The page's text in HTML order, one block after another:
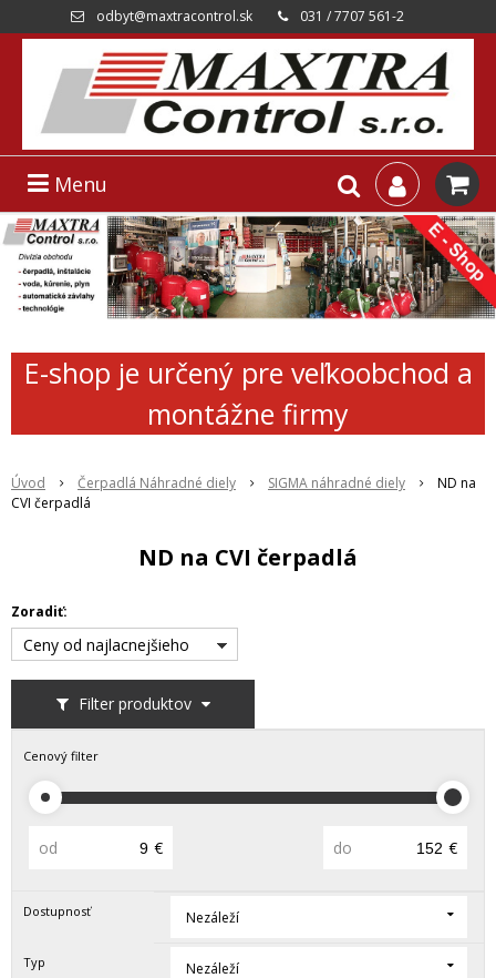
odbyt@maxtracontrol.sk 031 / 7707 561-2
Menu
E-shop je určený pre veľkoobchod a
montážne firmy
Úvod Čerpadlá Náhradné diely SIGMA náhradné diely
ND na
CVI čerpadlá
ND na CVI čerpadlá
Filter produktov
Zoradiť:
Ceny od najlacnejšieho
Cenový filter
od € do €
Dostupnosť Nezáleží
Typ Nezáleží